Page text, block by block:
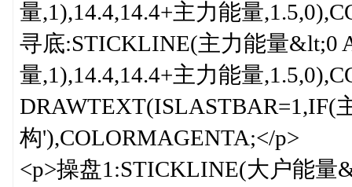
量,1),14.4,14.4+主力能量
寻底:STICKLINE(主力能量&lt;0
量,1),14.4,14.4+主力能量
DRAWTEXT(ISLASTBAR=1,IF(
构'),COLORMAGENTA;</p>
<p>操盘1:STICKLINE(大户能量